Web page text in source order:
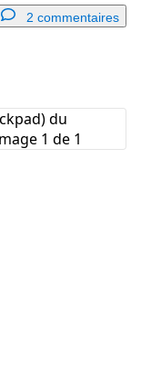
2 commentaires